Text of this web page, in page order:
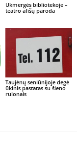
Ukmergės bibliotekoje –
teatro afišų paroda
Taujėnų seniūnijoje degė
ūkinis pastatas su šieno
rulonais